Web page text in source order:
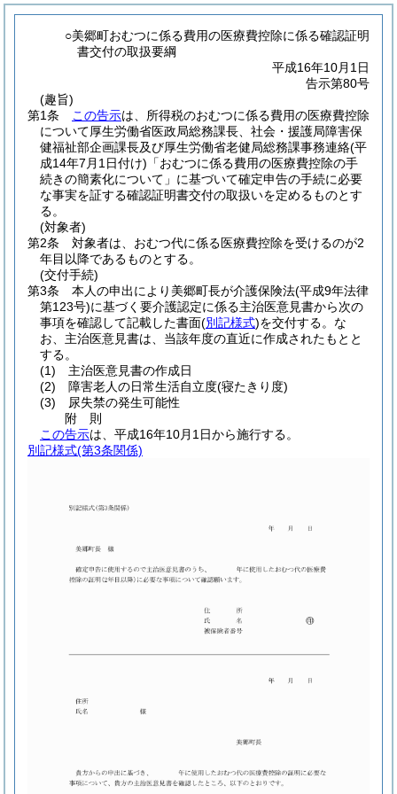
○美郷町おむつに係る費用の医療費控除に係る確認証明
書交付の取扱要綱
平成16年10月1日
告示第80号
(趣旨)
第1条
この告示は、所得税のおむつに係る費用の医療費控除
について厚生労働省医政局総務課長、社会・援護局障害保
健福祉部企画課長及び厚生労働省老健局総務課事務連絡(平
成14年7月1日付け) 「おむつに係る費用の医療費控除の手
続きの簡素化について」に基づいて確定申告の手続に必要
な事実を証する確認証明書交付の取扱いを定めるものとす
る。
(対象者)
第2条
対象者は、おむつ代に係る医療費控除を受けるのが2
年目以降であるものとする。
(交付手続)
第3条
本人の申出により美郷町長が介護保険法(平成9年法律
第123号)に基づく要介護認定に係る主治医意見書から次の
事項を確認して記載した書面(別記様式)を交付する。 な
お、主治医意見書は、当該年度の直近に作成されたもとと
する。
(1)
主治医意見書の作成日
(2)
障害老人の日常生活自立度(寝たきり度)
(3)
尿失禁の発生可能性
附 則
この告示は、平成16年10月1日から施行する。
別記様式(第3条関係)